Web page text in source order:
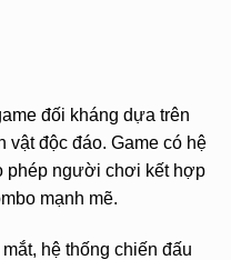
đối kháng dựa trên
vật độc đáo. Game có hệ
phép người chơi kết hợp
mạnh mẽ.
hệ thống chiến đấu